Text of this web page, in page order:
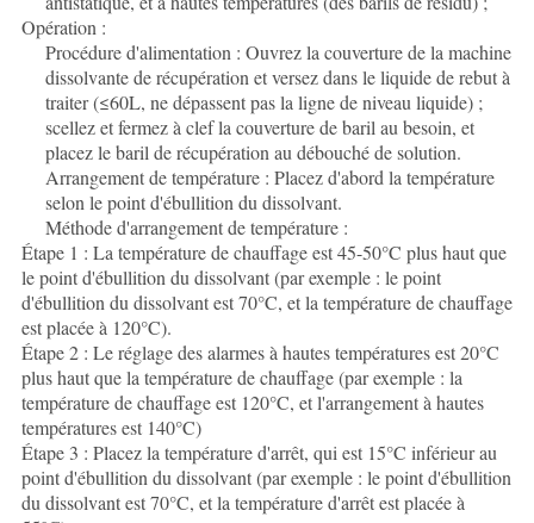
Opération :
Procédure d'alimentation : Ouvrez la couverture de la machine
dissolvante de récupération et versez dans le liquide de rebut à
traiter (≤60L, ne dépassent pas la ligne de niveau liquide) ;
scellez et fermez à clef la couverture de baril au besoin, et
placez le baril de récupération au débouché de solution.
Arrangement de température : Placez d'abord la température
selon le point d'ébullition du dissolvant.
Méthode d'arrangement de température :
Étape 1 : La température de chauffage est 45-50°C plus haut que
le point d'ébullition du dissolvant (par exemple : le point
d'ébullition du dissolvant est 70°C, et la température de chauffage
est placée à 120°C).
Étape 2 : Le réglage des alarmes à hautes températures est 20°C
plus haut que la température de chauffage (par exemple : la
température de chauffage est 120°C, et l'arrangement à hautes
températures est 140°C)
Étape 3 : Placez la température d'arrêt, qui est 15°C inférieur au
point d'ébullition du dissolvant (par exemple : le point d'ébullition
du dissolvant est 70°C, et la température d'arrêt est placée à